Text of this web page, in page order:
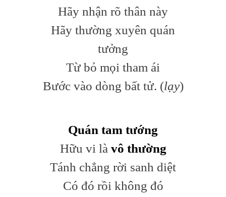
Hãy nhận rõ thân này
Hãy thường xuyên quán
tưởng
Từ bỏ mọi tham ái
Bước vào dòng bất tử. (lạy)
Quán tam tướng
Hữu vi là vô thường
Tánh chẳng rời sanh diệt
Có đó rồi không đó